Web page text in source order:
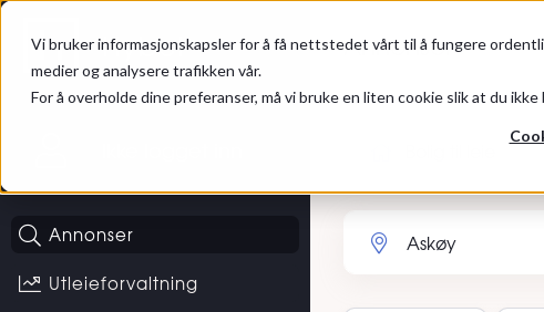
Vi bruker informasjonskapsler for å få nettstedet vårt til å fungere
medier og analysere trafikken vår.
For å overholde dine preferanser, må vi bruke en liten cookie slik at du
Hybel
Annonser
Utleieforvaltning
Annonser
Søk etter sted eller annonse-